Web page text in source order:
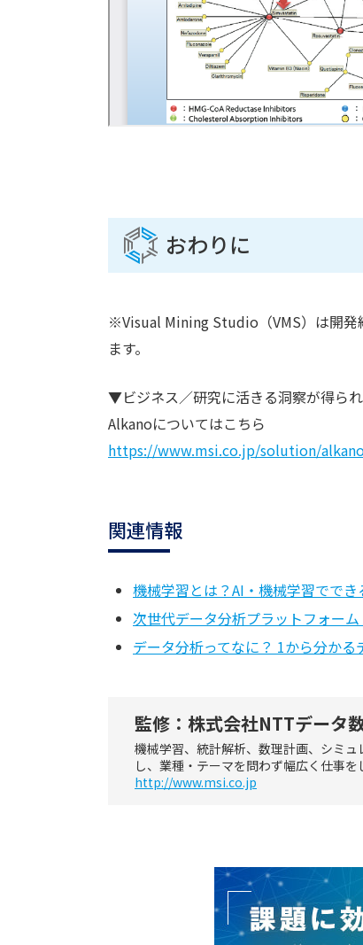
おわりに
※Visual Mining Studio（VMS）は開発
ます。
▼ビジネス／研究に活きる洞察が得ら
Alkanoについてはこちら
https://www.msi.co.jp/solution/
関連情報
機械学習とは？AI・機械学習でで
次世代データ分析プラットフォー
データ分析ってなに？ 1から分か
監修：株式会社NTTデータ
機械学習、統計解析、数理計画、シミ
し、業種・テーマを問わず幅広く仕事を
http://www.msi.co.jp